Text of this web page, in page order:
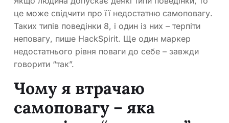
це може свідчити про її недостатню самоповагу.
Таких типів поведінки 8, і один із них – терпіти
неповагу, пише HackSpirit. Ще один маркер
недостатнього рівня поваги до себе – завжди
говорити “так”.
Чому я втрачаю
самоповагу – яка